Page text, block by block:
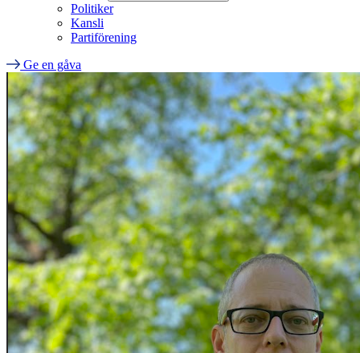
Politiker
Kansli
Partiförening
Ge en gåva